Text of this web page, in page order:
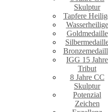
Skulptur
Tapfere
Wasserheilige
Goldmedaille
IGG 15 Jahre
Tribut
8 Jahre CC
Skulptur
Potenzial
Zeichen